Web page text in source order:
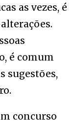
as vezes, é
é comum
sugestões,
concurso